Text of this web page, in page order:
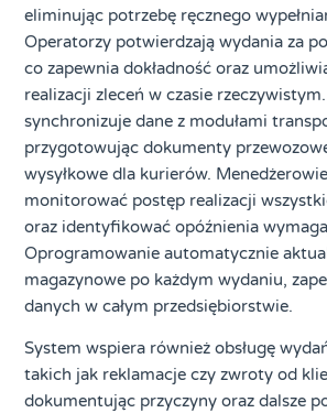
eliminując potrzebę ręcznego
Operatorzy potwierdzają wydania za
co zapewnia dokładność oraz
realizacji zleceń w czasie
synchronizuje dane z modułami
przygotowując dokumenty
wysyłkowe dla kurierów.
monitorować postęp realizacji
oraz identyfikować opóźnienia
Oprogramowanie automatycznie
magazynowe po każdym wydaniu,
danych w całym przedsiębiorstwie.
System wspiera również obsługę
takich jak reklamacje czy zwroty od
dokumentując przyczyny oraz dalsze